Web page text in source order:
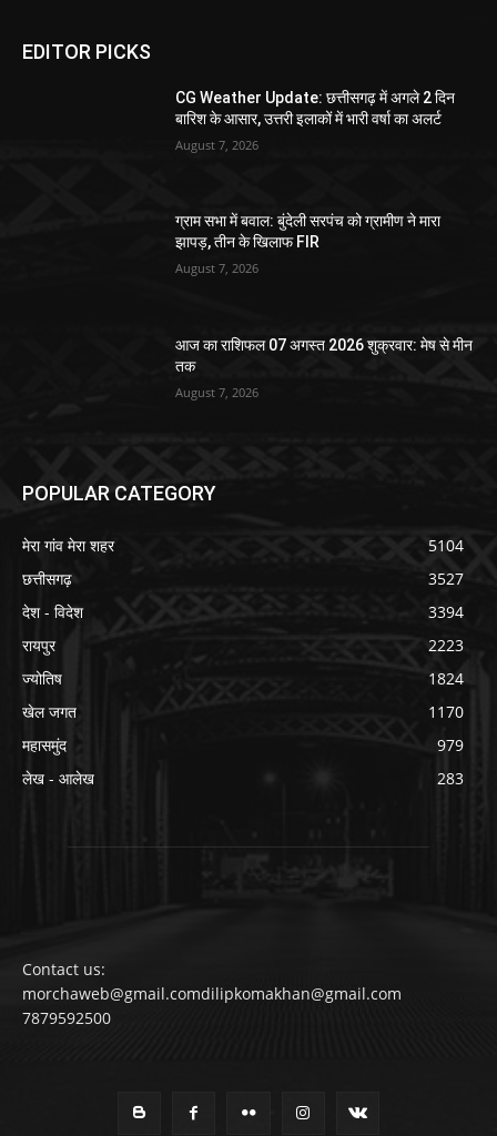
EDITOR PICKS
CG Weather Update: छत्तीसगढ़ में अगले 2 दिन
बारिश के आसार, उत्तरी इलाकों में भारी वर्षा का अलर्ट
August 7, 2026
ग्राम सभा में बवाल: बुंदेली सरपंच को ग्रामीण ने मारा
झापड़, तीन के खिलाफ FIR
August 7, 2026
आज का राशिफल 07 अगस्त 2026 शुक्रवार: मेष से मीन
तक
August 7, 2026
POPULAR CATEGORY
मेरा गांव मेरा शहर
5104
छत्तीसगढ़
3527
देश - विदेश
3394
रायपुर
2223
ज्योतिष
1824
खेल जगत
1170
महासमुंद
979
लेख - आलेख
283
Contact us:
morchaweb@gmail.comdilipkomakhan@gmail.com
7879592500